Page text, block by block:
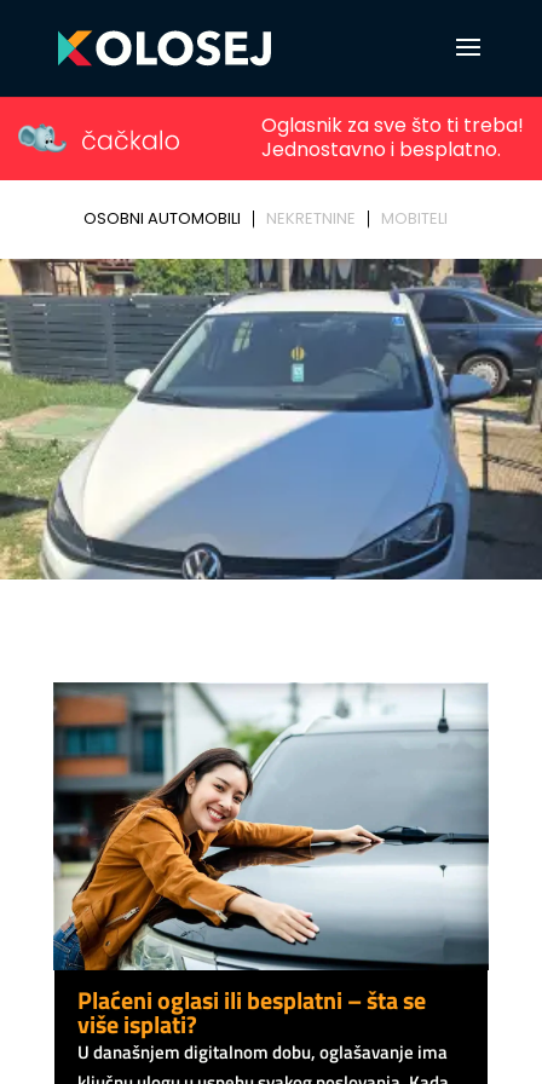
Plaćeni oglasi ili besplatni – šta se
više isplati?
U današnjem digitalnom dobu, oglašavanje ima